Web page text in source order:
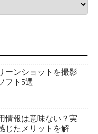
ーンショットを撮影
フト5選
情報は意味ない？実
じたメリットを解